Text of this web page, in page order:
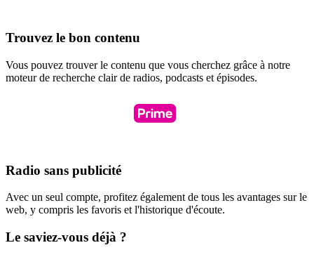
Trouvez le bon contenu
Vous pouvez trouver le contenu que vous cherchez grâce à notre
moteur de recherche clair de radios, podcasts et épisodes.
Radio sans publicité
Avec un seul compte, profitez également de tous les avantages sur le
web, y compris les favoris et l'historique d'écoute.
Le saviez-vous déjà ?